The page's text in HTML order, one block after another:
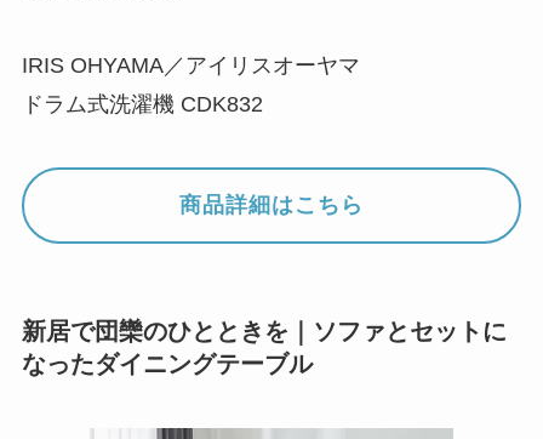
IRIS OHYAMA／アイリスオーヤマ
ドラム式洗濯機 CDK832
商品詳細はこちら
新居で団欒のひとときを｜ソファとセットに
なったダイニングテーブル